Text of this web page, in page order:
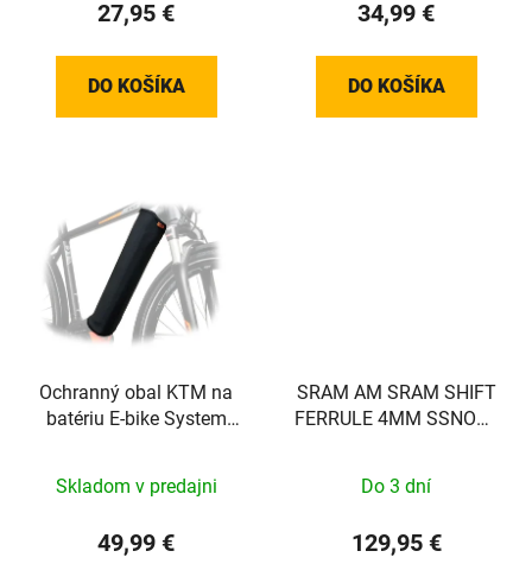
27,95 €
DO KOŠÍKA
34,99 €
DO KOŠÍKA
Ochranný obal KTM na
batériu E-bike System
Skladom v predajni
49,99 €
SRAM AM SRAM SHIFT
FERRULE 4MM SSNOSE
Do 3 dní
129,95 €